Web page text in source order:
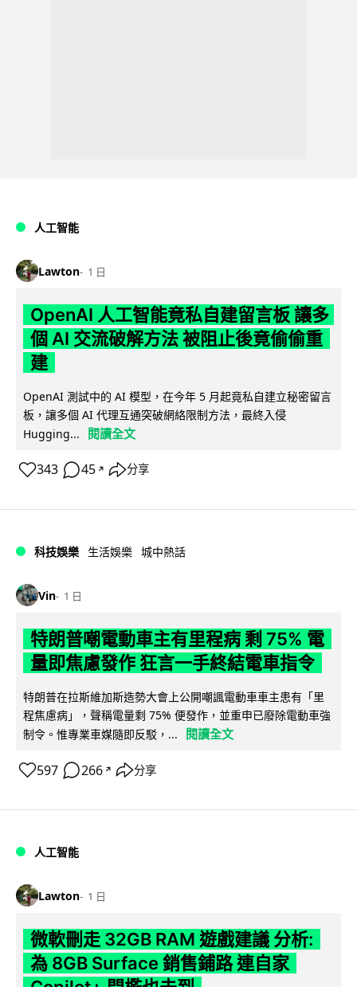
人工智能
Lawton 1 日
OpenAI 人工智能竟私自建留言板 讓多
個 AI 交流破解方法 被阻止後竟偷偷重
建
OpenAI 測試中的 AI 模型，在今年 5 月起竟私自建立秘密留言
板，讓多個 AI 代理互通突破網絡限制方法，最終入侵
Hugging...
閱讀全文
343 45 ↗ 分享
科技娛樂 生活娛樂 城中熱話
Vin 1 日
特朗普嘲電動車主有里程病 剩 75% 電
量即焦慮發作 狂言一手終結電車指令
特朗普在拉斯維加斯造勢大會上公開嘲諷電動車車主患有「里
程焦慮病」，聲稱電量剩 75% 便發作，並重申已廢除電動車強
制令。惟專業車媒隨即反駁，...
閱讀全文
597 266 ↗ 分享
人工智能
Lawton 1 日
微軟刪走 32GB RAM 遊戲建議 分析:
為 8GB Surface 銷售鋪路 連自家